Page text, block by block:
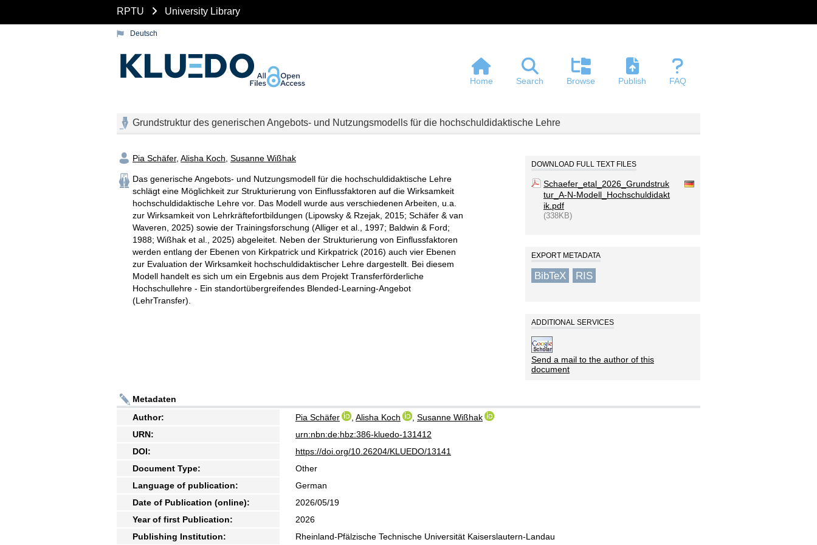
RPTU University Library
Deutsch
Home Search Browse Publish FAQ
Grundstruktur des generischen Angebots- und Nutzungsmodells für die hochschuldidaktische Lehre
Pia Schäfer, Alisha Koch Susanne Wißhak
Das generische Angebots- und Nutzungsmodell für die hochschuldidaktische Lehre
schlägt eine Möglichkeit zur Strukturierung von Einflussfaktoren auf die Wirksamkeit
hochschuldidaktische Lehre vor. Das Modell wurde aus verschiedenen Arbeiten, u.a.
zur Wirksamkeit von Lehrkräftefortbildungen (Lipowsky & Rzejak, 2015; Schäfer & van
Waveren, 2025) sowie der Trainingsforschung (Alliger et al., 1997; Baldwin & Ford;
1988; Wißhak et al., 2025) abgeleitet. Neben der Strukturierung von Einflussfaktoren
werden entlang der Ebenen von Kirkpatrick und Kirkpatrick (2016) auch vier Ebenen
zur Evaluation der Wirksamkeit hochschuldidaktischer Lehre dargestellt. Bei diesem
Modell handelt es sich um ein Ergebnis aus dem Projekt Transferförderliche
Hochschullehre - Ein standortübergreifendes Blended-Learning-Angebot
(LehrTransfer).
DOWNLOAD FULL TEXT FILES
Schaefer_etal_2026_Grundstruk
tur_A-N-Modell_Hochschuldidakt
ik.pdf
(338KB)
EXPORT METADATA
BibTeX RIS
ADDITIONAL SERVICES
Send a mail to the author of this
document
Metadaten
Author:
Pia Schäfer Alisha Koch
Susanne Wißhak
URN:
urn:nbn:de:hbz:386-kluedo-131412
DOI:
https://doi.org/10.26204/KLUEDO/13141
Document Type:
Other
Language of publication:
German
Date of Publication (online):
2026/05/19
Year of first Publication:
2026
Publishing Institution:
Rheinland-Pfälzische Technische Universität Kaiserslautern-Landau